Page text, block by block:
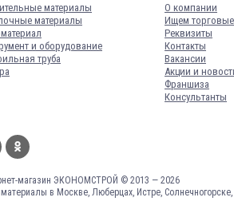
материалы
материалы
и оборудование
труба
О компании
Ищем
Реквизиты
Контакты
Вакансии
Акции и
Франшиза
Консультанты
магазин ЭКОНОМСТРОЙ © 2013 — 2026
в Москве, Люберцах, Истре,